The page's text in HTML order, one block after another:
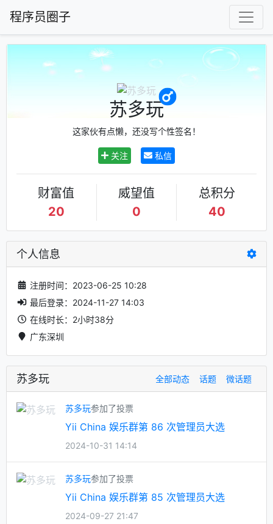
程序员圈子
苏多玩
这家伙有点懒，还没写个性签名！
关注 私信
财富值
20
威望值
0
总积分
40
个人信息
注册时间：2023-06-25 10:28
最后登录：2024-11-27 14:03
在线时长：2小时38分
广东深圳
苏多玩 全部动态 话题 微话题
苏多玩参加了投票
Yii China 娱乐群第 86 次管理员大选
2024-10-31 14:14
苏多玩参加了投票
Yii China 娱乐群第 85 次管理员大选
2024-09-27 21:47